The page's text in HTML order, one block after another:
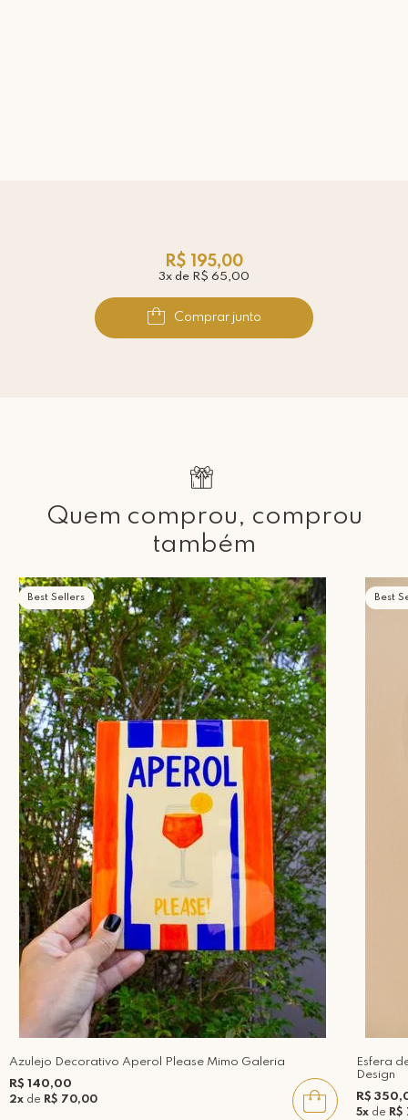
R$ 195,00
3x de R$ 65,00
Comprar junto
Quem comprou, comprou
também
Best Sellers
Azulejo Decorativo Aperol Please Mimo Galeria
R$ 140,00
2x de R$ 70,00
Best
Esfera
Design
R$
5xde